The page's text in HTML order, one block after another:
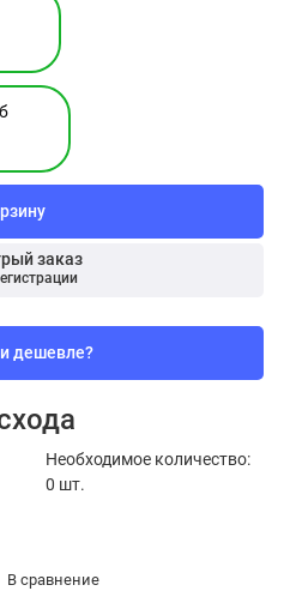
заказ
дешевле?
Необходимое количество:
0 шт.
В сравнение